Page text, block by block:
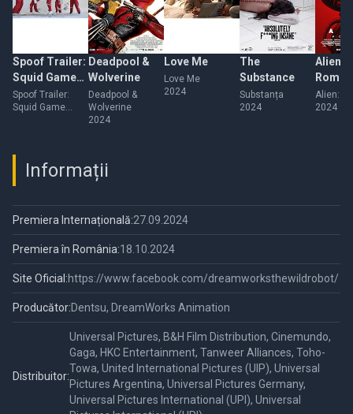
Spoof Trailer:
Squid Game
Season 2
Spoof Trailer:
Squid Game
Deadpool &
Wolverine
Deadpool &
Wolverine
2024
Love Me
Love Me
2024
The
Substance
Substanța
2024
Alien:
Alien:
2024
Informații
Premiera Internațională:27.09.2024
Premiera în România:18.10.2024
Site Oficial:https://www.facebook.com/dreamworksthewildrobot/
Producător:Dentsu, DreamWorks Animation
Distribuitor:
Universal Pictures, B&H Film Distribution, Cinemundo,
Gaga, HKC Entertainment, Tanweer Alliances, Toho-
Towa, United International Pictures (UIP), Universal
Pictures Argentina, Universal Pictures Germany,
Universal Pictures International (UPI), Universal